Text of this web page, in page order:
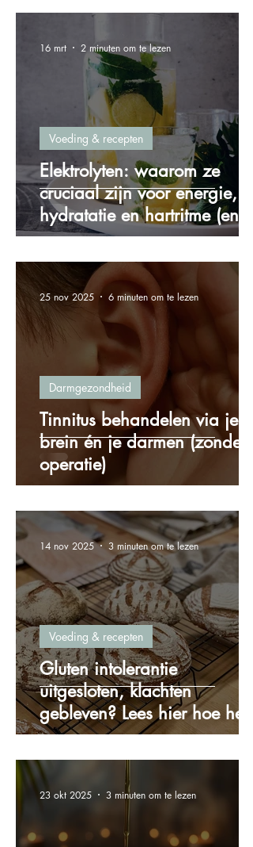
Elektrolyten: waarom ze
cruciaal zijn voor energie,
hydratatie en hartritme (en
hoe je ze via voeding binnen
krijgt)
Voeding & recepten
16 mrt 2 minuten om te lezen
Tinnitus behandelen via je
brein én je darmen (zonder
operatie)
Darmgezondheid
25 nov 2025 6 minuten om te lezen
Gluten intolerantie
uitgesloten, klachten
gebleven? Lees hier hoe het
zit!
Voeding & recepten
14 nov 2025 3 minuten om te lezen
23 okt 2025 3 minuten om te lezen